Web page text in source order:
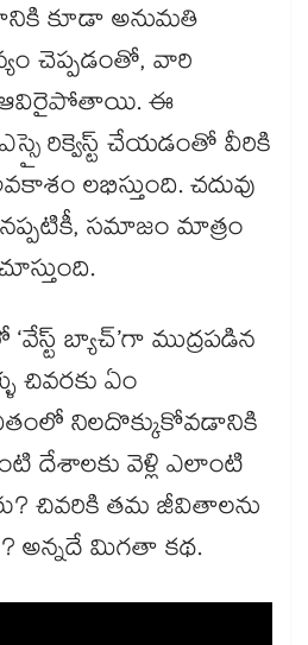
కూడా అనుమతి
చెప్పడంతో, వారి
ఆవిరైపోతాయి. ఈ
రిక్వెస్ట్ చేయడంతో వీరికి
లభిస్తుంది. చదువు
సమాజం మాత్రం
బ్యాచ్‌’గా ముద్రపడిన
చివరకు ఏం
నిలదొక్కుకోవడానికి
దేశాలకు వెళ్లి ఎలాంటి
చివరికి తమ జీవితాలను
అన్నదే మిగతా కథ.